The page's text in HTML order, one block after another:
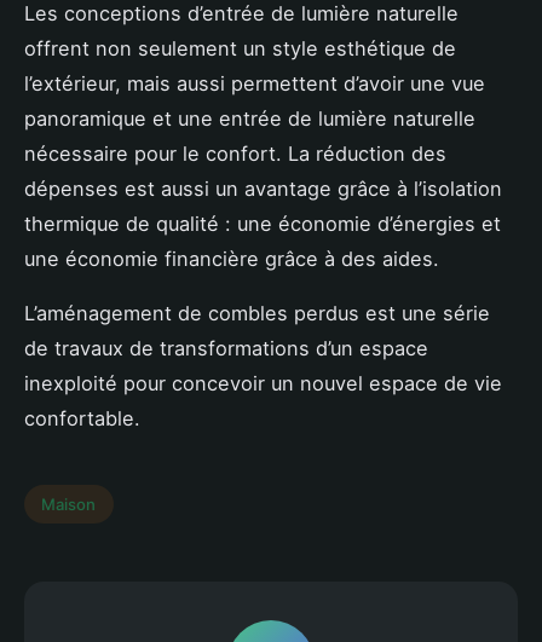
Les conceptions d’entrée de lumière naturelle
offrent non seulement un style esthétique de
l’extérieur, mais aussi permettent d’avoir une vue
panoramique et une entrée de lumière naturelle
nécessaire pour le confort. La réduction des
dépenses est aussi un avantage grâce à l’isolation
thermique de qualité : une économie d’énergies et
une économie financière grâce à des aides.
L’aménagement de combles perdus est une série
de travaux de transformations d’un espace
inexploité pour concevoir un nouvel espace de vie
confortable.
Maison